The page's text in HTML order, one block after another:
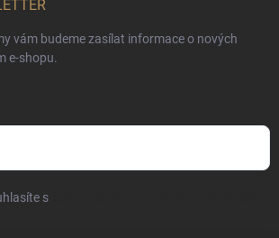
vám budeme zasílat informace o nových
e-shopu.
s